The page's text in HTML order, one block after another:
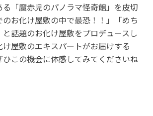
る「麿赤児のパノラマ怪奇館」を皮切
のお化け屋敷の中で最恐！！」「めち
話題のお化け屋敷をプロデュースし
屋敷のエキスパートがお届けする
ひこの機会に体感してみてくださいね